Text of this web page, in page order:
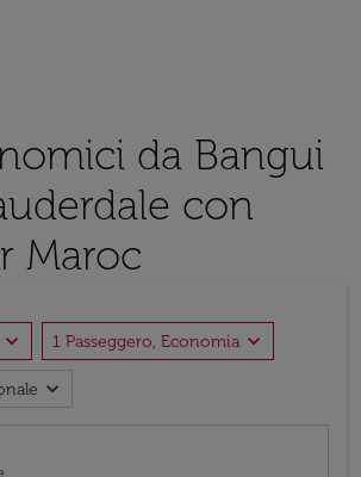
da Bangui
con
Maroc
expand_more 1 Passeggero, Economia expand_more
expand_more